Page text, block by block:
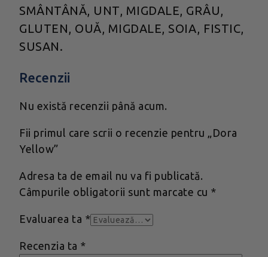
SMÂNTÂNĂ, UNT, MIGDALE, GRÂU,
GLUTEN, OUĂ, MIGDALE, SOIA, FISTIC,
SUSAN.
Recenzii
Nu există recenzii până acum.
Fii primul care scrii o recenzie pentru „Dora
Yellow”
Adresa ta de email nu va fi publicată.
Câmpurile obligatorii sunt marcate cu *
Evaluarea ta *
Recenzia ta *